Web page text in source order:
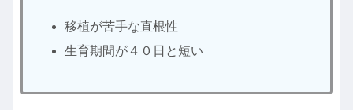
移植が苦手な直根性
生育期間が４０日と短い